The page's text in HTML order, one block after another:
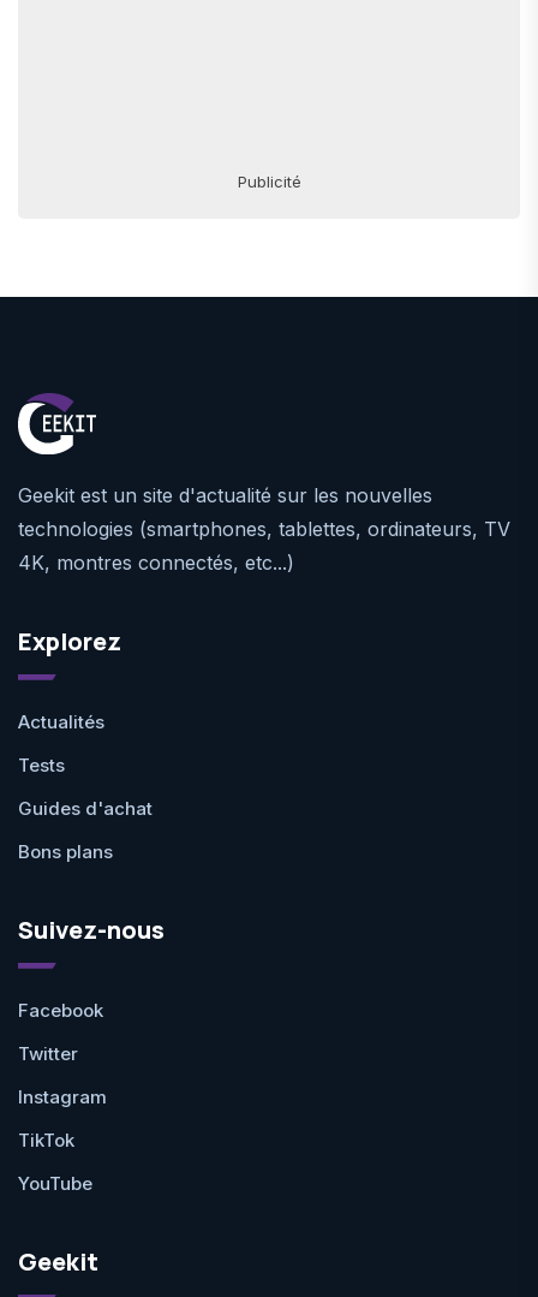
Publicité
Geekit est un site d'actualité sur les nouvelles
technologies (smartphones, tablettes, ordinateurs, TV
4K, montres connectés, etc...)
Explorez
Actualités
Tests
Guides d'achat
Bons plans
Suivez-nous
Facebook
Twitter
Instagram
TikTok
YouTube
Geekit